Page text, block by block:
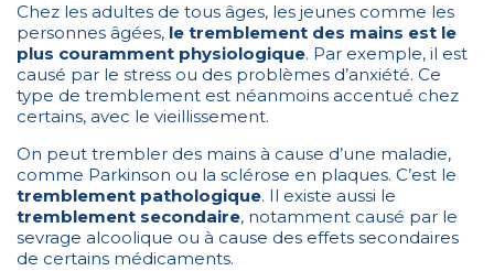
Chez les adultes de tous âges, les jeunes comme les
personnes âgées, le tremblement des mains est le
plus couramment physiologique. Par exemple, il est
causé par le stress ou des problèmes d’anxiété. Ce
type de tremblement est néanmoins accentué chez
certains, avec le vieillissement.
On peut trembler des mains à cause d’une maladie,
comme Parkinson ou la sclérose en plaques. C’est le
tremblement pathologique. Il existe aussi le
tremblement secondaire, notamment causé par le
sevrage alcoolique ou à cause des effets secondaires
de certains médicaments.